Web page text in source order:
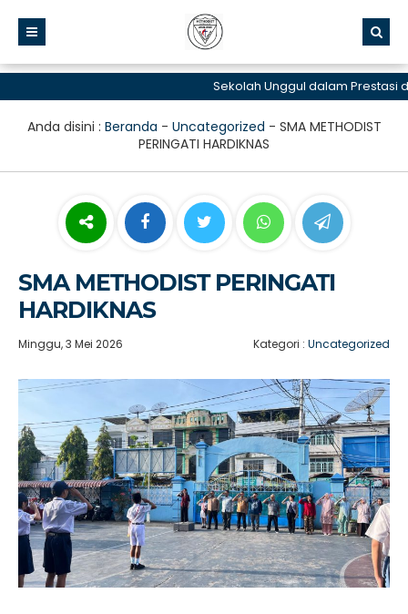
Sekolah Unggul dalam Prestasi dan
Anda disini : Beranda - Uncategorized - SMA METHODIST
PERINGATI HARDIKNAS
SMA METHODIST PERINGATI
HARDIKNAS
Minggu, 3 Mei 2026 Kategori : Uncategorized